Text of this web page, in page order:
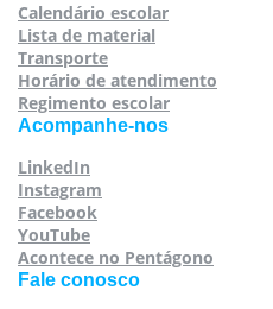
Calendário escolar
Lista de material
Transporte
Horário de atendimento
Regimento escolar
Acompanhe-nos
LinkedIn
Instagram
Facebook
YouTube
Acontece no Pentágono
Fale conosco